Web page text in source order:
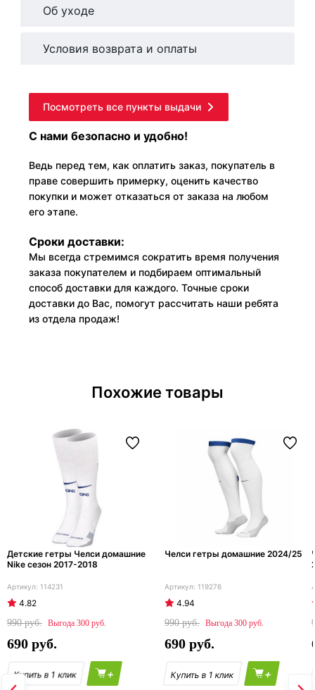
Об уходе
Условия возврата и оплаты
Посмотреть все пункты выдачи
С нами безопасно и удобно!
Ведь перед тем, как оплатить заказ, покупатель в
праве совершить примерку, оценить качество
покупки и может отказаться от заказа на любом
его этапе.
Сроки доставки:
Мы всегда стремимся сократить время получения
заказа покупателем и подбираем оптимальный
способ доставки для каждого. Точные сроки
доставки до Вас, помогут рассчитать наши ребята
из отдела продаж!
Похожие товары
Детские гетры Челси домашние
Nike сезон 2017-2018
114231
4.82
990
300
690
+
Челси гетры домашние 2024/25
119276
4.94
990
300
690
+